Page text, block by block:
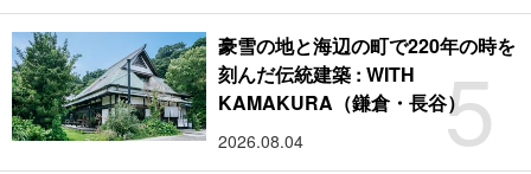
5
豪雪の地と海辺の町で220年の時を
刻んだ伝統建築 : WITH
KAMAKURA（鎌倉・長谷）
2026.08.04